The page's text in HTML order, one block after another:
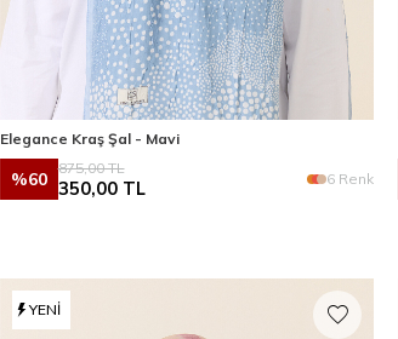
Elegance Kraş Şal - Mavi
%60
875,00TL
350,00TL 6 Renk
YENI